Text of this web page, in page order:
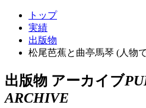
トップ
実績
出版物
松尾芭蕉と曲亭馬琴 (人物
出版物 アーカイブ
ARCHIVE